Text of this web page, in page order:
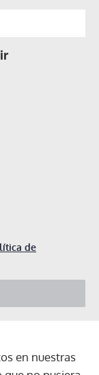
de
en nuestras